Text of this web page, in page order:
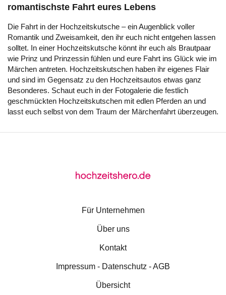
romantischste Fahrt eures Lebens
Die Fahrt in der Hochzeitskutsche – ein Augenblick voller
Romantik und Zweisamkeit, den ihr euch nicht entgehen lassen
solltet. In einer Hochzeitskutsche könnt ihr euch als Brautpaar
wie Prinz und Prinzessin fühlen und eure Fahrt ins Glück wie im
Märchen antreten. Hochzeitskutschen haben ihr eigenes Flair
und sind im Gegensatz zu den Hochzeitsautos etwas ganz
Besonderes. Schaut euch in der Fotogalerie die festlich
geschmückten Hochzeitskutschen mit edlen Pferden an und
lasst euch selbst von dem Traum der Märchenfahrt überzeugen.
Für Unternehmen
Über uns
Kontakt
Impressum - Datenschutz - AGB
Übersicht